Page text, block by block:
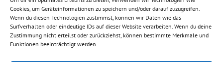
Cookies, um Geräteinformationen zu speichern und/oder darauf zuzugreifen.
Wenn du diesen Technologien zustimmst, können wir Daten wie das
Surfverhalten oder eindeutige IDs auf dieser Website verarbeiten. Wenn du deine
Zustimmung nicht erteilst oder zurückziehst, können bestimmte Merkmale und
Funktionen beeinträchtigt werden.
Pressemitteilungen
Praktikum